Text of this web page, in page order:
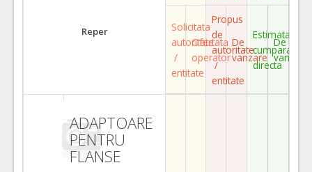
Reper
Solicitata
autoritate
/
entitate
Ofertata
operator
Propus
de
autoritate
/
entitate
De
vanzare
Estimata
cumparare
directa
De
vanzare
ADAPTOARE
PENTRU
FLANSE